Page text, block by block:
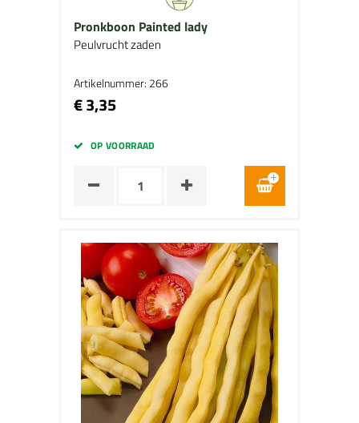
Pronkboon Painted lady
Peulvrucht zaden
Artikelnummer: 266
€ 3,35
OP VOORRAAD